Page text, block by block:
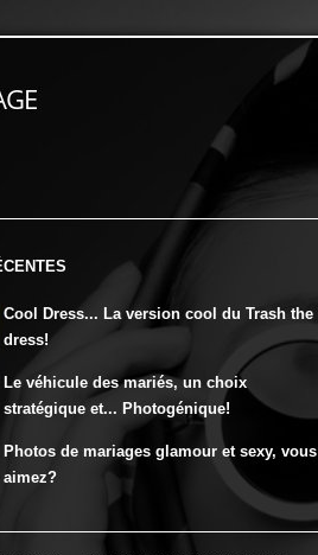
Cool Dress... La version cool du Trash the
dress!
Le véhicule des mariés, un choix
stratégique et... Photogénique!
Photos de mariages glamour et sexy, vous
aimez?